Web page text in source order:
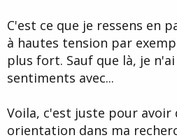
C'est ce que je ressens en
à hautes tension par
plus fort. Sauf que là, je
sentiments avec...
Voila, c'est juste pour avoir
orientation dans ma